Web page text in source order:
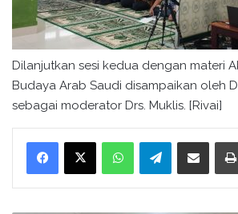
Dilanjutkan sesi kedua dengan materi
Budaya Arab Saudi disampaikan oleh
sebagai moderator Drs. Muklis. [Rivai]
WhatsApp Telegram